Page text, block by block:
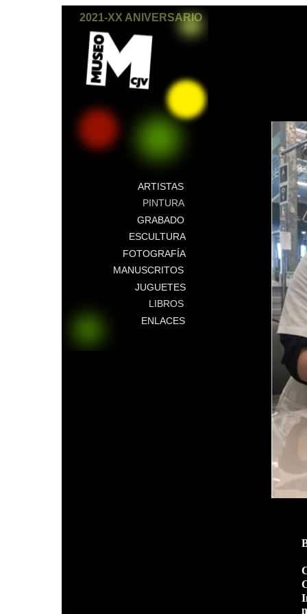
2021-XX ANIVERSARIO
ARTISTAS
PINTURA
GRABADO
ESCULTURA
FOTOGRAFÍA
MANUSCRITOS
JUGUETES
LIBROS
ENLACES